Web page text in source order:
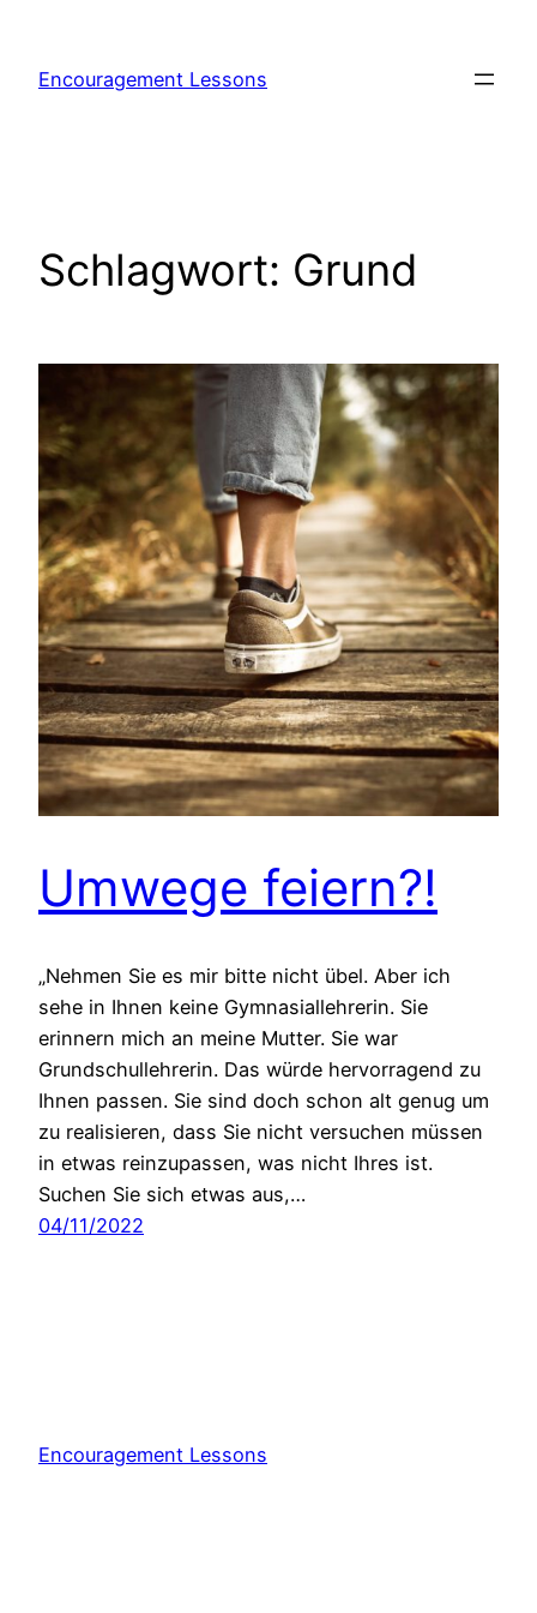
Encouragement Lessons
Schlagwort: Grund
Umwege feiern?!
„Nehmen Sie es mir bitte nicht übel. Aber ich
sehe in Ihnen keine Gymnasiallehrerin. Sie
erinnern mich an meine Mutter. Sie war
Grundschullehrerin. Das würde hervorragend zu
Ihnen passen. Sie sind doch schon alt genug um
zu realisieren, dass Sie nicht versuchen müssen
in etwas reinzupassen, was nicht Ihres ist.
Suchen Sie sich etwas aus,…
04/11/2022
Encouragement Lessons